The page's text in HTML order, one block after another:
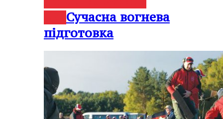
Сучасна вогнева
підготовка